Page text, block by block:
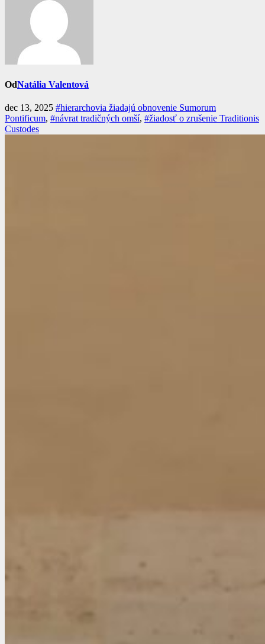
OdNatália Valentová
dec 13, 2025 #hierarchovia žiadajú obnovenie Sumorum
Pontificum, #návrat tradičných omší, #žiadosť o zrušenie Traditionis
Custodes